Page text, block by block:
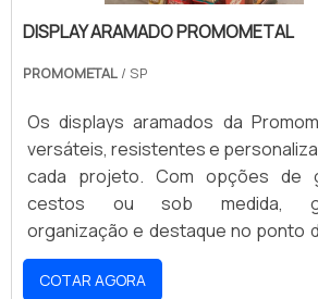
DISPLAY ARAMADO PROMOMETAL
PROMOMETAL / SP
Os displays aramados da
versáteis, resistentes e
cada projeto. Com opções de
cestos ou sob medida,
organização e destaque no ponto
sempre alinhados à identidade
marca. Ideais para diversos
COTAR AGORA